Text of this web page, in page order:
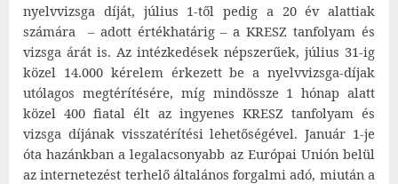
nyelvvizsga díját, július 1-től pedig a 20 év alattiak
számára – adott értékhatárig – a KRESZ tanfolyam és
vizsga árát is. Az intézkedések népszerűek, július 31-ig
közel 14.000 kérelem érkezett be a nyelvvizsga-díjak
utólagos megtérítésére, míg mindössze 1 hónap alatt
közel 400 fiatal élt az ingyenes KRESZ tanfolyam és
vizsga díjának visszatérítési lehetőségével. Január 1-je
óta hazánkban a legalacsonyabb az Európai Unión belül
az internetezést terhelő általános forgalmi adó, miután a